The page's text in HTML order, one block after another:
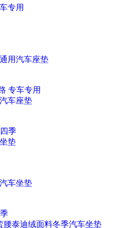
专用
用汽车座垫
专车专用
车座垫
四季
垫
车坐垫
季
腰泰迪绒面料冬季汽车坐垫